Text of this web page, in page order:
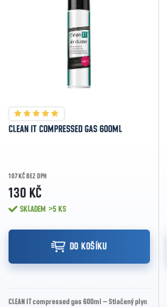
CLEAN IT COMPRESSED GAS 600ML
107 KČ BEZ DPH
130 KČ
SKLADEM >5 KS
DO KOŠÍKU
CLEAN IT compressed gas 600ml – Stlačený plyn